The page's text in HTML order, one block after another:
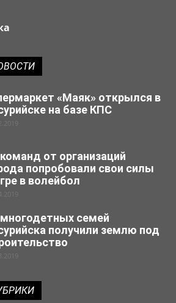
«Маяк» открылся в
на базе КПС
от организаций
попробовали свои силы
в волейбол
семей
получили землю под